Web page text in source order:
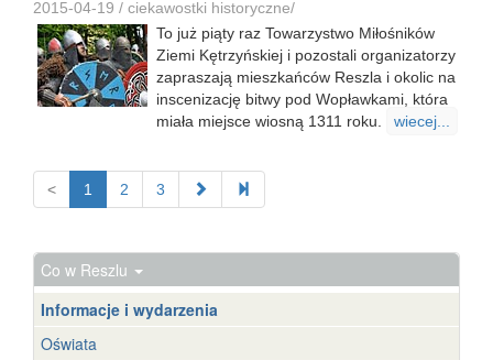
2015-04-19 / ciekawostki historyczne/
To już piąty raz Towarzystwo Miłośników
Ziemi Kętrzyńskiej i pozostali organizatorzy
zapraszają mieszkańców Reszla i okolic na
inscenizację bitwy pod Wopławkami, która
miała miejsce wiosną 1311 roku.
wiecej...
< 1 2 3
Co w Reszlu
Informacje i wydarzenia
Oświata